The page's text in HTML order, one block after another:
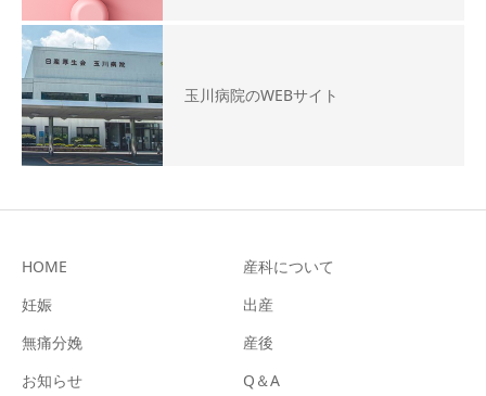
玉川病院のWEBサイト
HOME
産科について
妊娠
出産
無痛分娩
産後
お知らせ
Q＆A